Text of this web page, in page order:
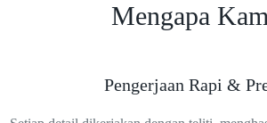
Mengapa
Pengerjaan Rapi &